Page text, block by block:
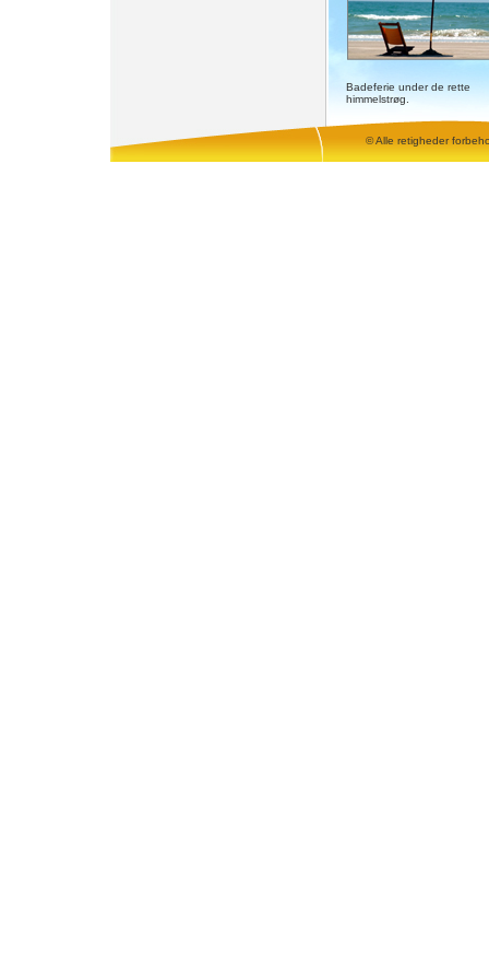
Badeferie under de rette
himmelstrøg.
© Alle retigheder